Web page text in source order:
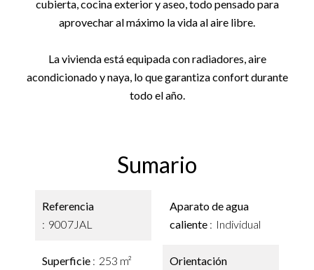
cubierta, cocina exterior y aseo, todo pensado para
aprovechar al máximo la vida al aire libre.
La vivienda está equipada con radiadores, aire
acondicionado y naya, lo que garantiza confort durante
todo el año.
Sumario
Referencia
9007JAL
Superficie 253 m²
Aparato de agua
caliente
Individual
Orientación